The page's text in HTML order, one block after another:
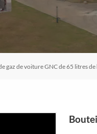
gaz de voiture GNC de 65 litres